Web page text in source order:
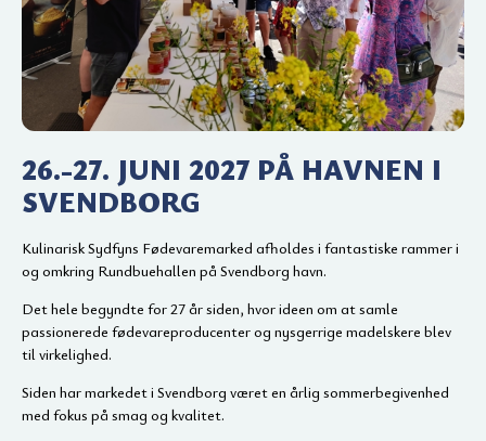
26.-27. JUNI 2027 PÅ HAVNEN I
SVENDBORG
Kulinarisk Sydfyns Fødevaremarked afholdes i fantastiske rammer i
og omkring Rundbuehallen på Svendborg havn.
Det hele begyndte for 27 år siden, hvor ideen om at samle
passionerede fødevareproducenter og nysgerrige madelskere blev
til virkelighed.
Siden har markedet i Svendborg været en årlig sommerbegivenhed
med fokus på smag og kvalitet.